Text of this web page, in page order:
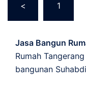
pagination
< 1
Jasa Bangun
Rumah
bangunan